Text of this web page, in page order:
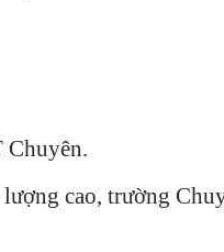
Chuyên.
cao, trường